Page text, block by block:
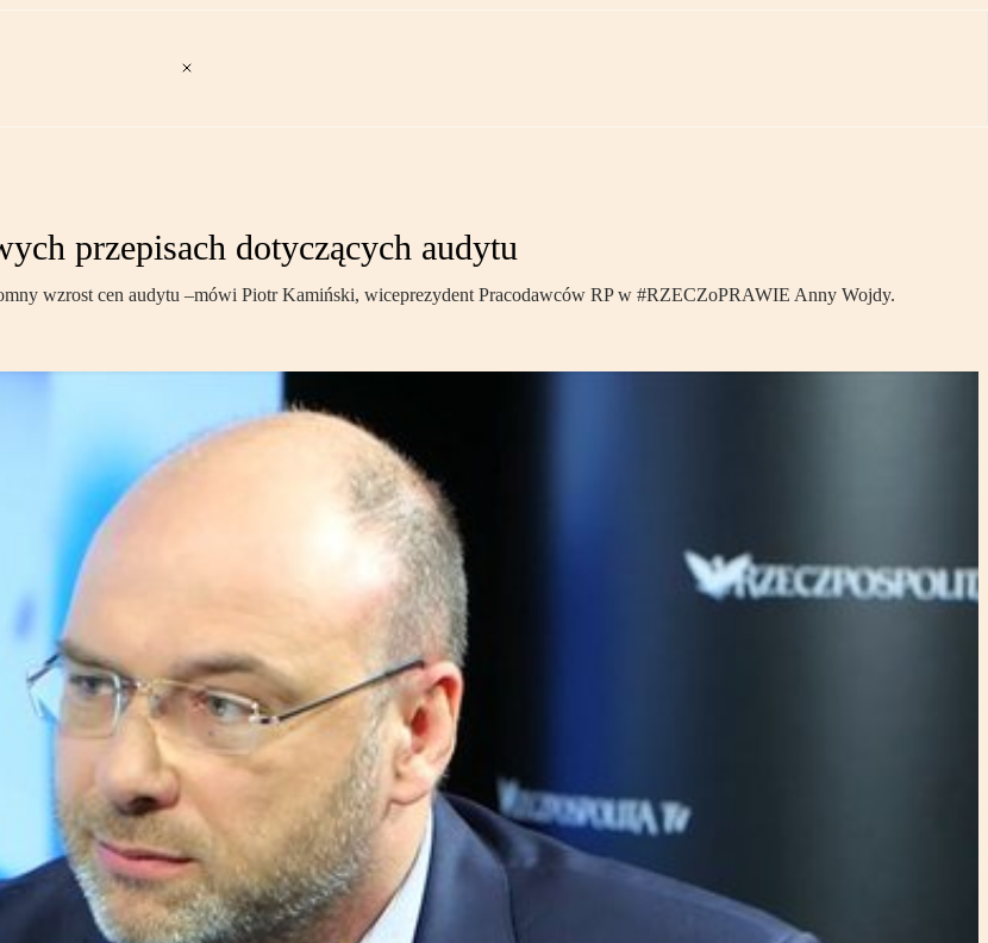
przepisach dotyczących audytu
wzrost cen audytu –mówi Piotr Kamiński, wiceprezydent Pracodawców RP w #RZECZoPRAWIE Anny Wojdy.